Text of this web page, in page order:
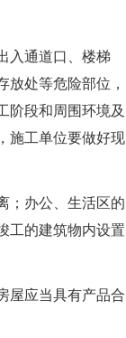
入通道口、楼梯
处等危险部位，
阶段和周围环境及
施工单位要做好现
；办公、生活区的
工的建筑物内设置
屋应当具有产品合